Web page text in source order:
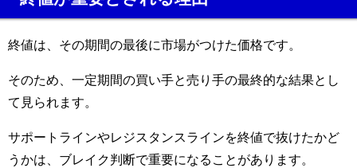
終値は、その期間の最後に市場がつけた価格です。
そのため、一定期間の買い手と売り手の最終的な結果とし
て見られます。
サポートラインやレジスタンスラインを終値で抜けたかど
うかは、ブレイク判断で重要になることがあります。